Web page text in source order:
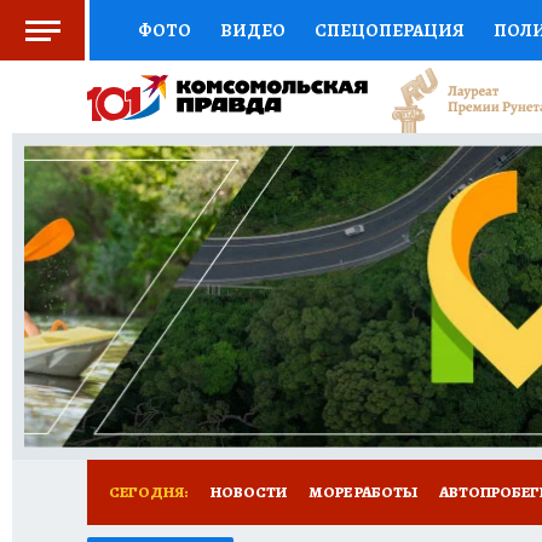
ФОТО ВИДЕО СПЕЦОПЕРАЦИЯ
СОЦПОДДЕРЖКА НАУКА СПОРТ
ВЫБОР ЭКСПЕРТОВ ДОКТОР
КНИЖНАЯ ПОЛКА ПРОГНОЗЫ НА СПОРТ
ПРЕСС-ЦЕНТР НЕДВИЖИМОСТЬ
ВСЕ О КП РАДИО КП ТЕСТЫ НОВОЕ
СЕГОДНЯ: НОВОСТИ МОРЕ РАБОТЫ